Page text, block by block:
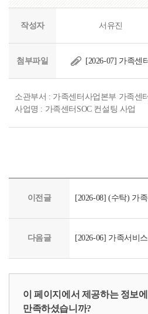
작성자 서유진
첨부파일 [2026-07] 가족센
소관부서 : 가족센터사업본부 가족센
사업명 : 가족센터SOC 컨설팅 사업
이전글 [2026-08] (수탁) 가
다음글 [2026-06] 가족서비
이 페이지에서 제공하는 정보
만족하셨습니까?